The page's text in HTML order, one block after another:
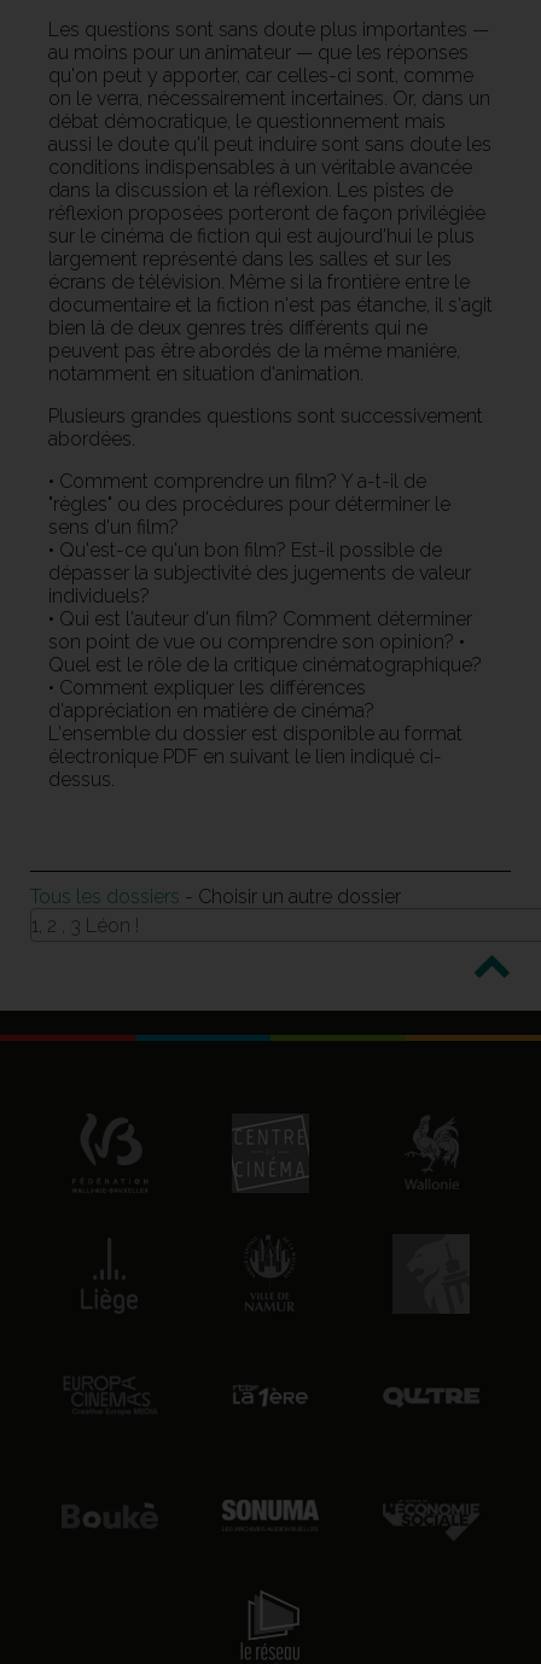
Les questions sont sans doute plus importantes —
au moins pour un animateur — que les réponses
qu'on peut y apporter, car celles-ci sont, comme
on le verra, nécessairement incertaines. Or, dans un
débat démocratique, le questionnement mais
aussi le doute qu'il peut induire sont sans doute les
conditions indispensables à un véritable avancée
dans la discussion et la réflexion. Les pistes de
réflexion proposées porteront de façon privilégiée
sur le cinéma de fiction qui est aujourd'hui le plus
largement représenté dans les salles et sur les
écrans de télévision. Même si la frontière entre le
documentaire et la fiction n'est pas étanche, il s'agit
bien là de deux genres très différents qui ne
peuvent pas être abordés de la même manière,
notamment en situation d'animation.
Plusieurs grandes questions sont successivement
abordées.
• Comment comprendre un film? Y a-t-il de
"règles" ou des procédures pour déterminer le
sens d'un film?
• Qu'est-ce qu'un bon film? Est-il possible de
dépasser la subjectivité des jugements de valeur
individuels?
• Qui est l'auteur d'un film? Comment déterminer
son point de vue ou comprendre son opinion? •
Quel est le rôle de la critique cinématographique?
• Comment expliquer les différences
d'appréciation en matière de cinéma?
L'ensemble du dossier est disponible au format
électronique PDF en suivant le lien indiqué ci-
dessus.
Tous les dossiers - Choisir un autre dossier
1, 2 , 3 Léon !